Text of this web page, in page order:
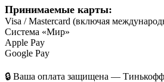
Принимаемые карты:
Visa / Mastercard (включая
Система «Мир»
Apple Pay
Google Pay
🔒 Ваша оплата защищена — Тинькофф